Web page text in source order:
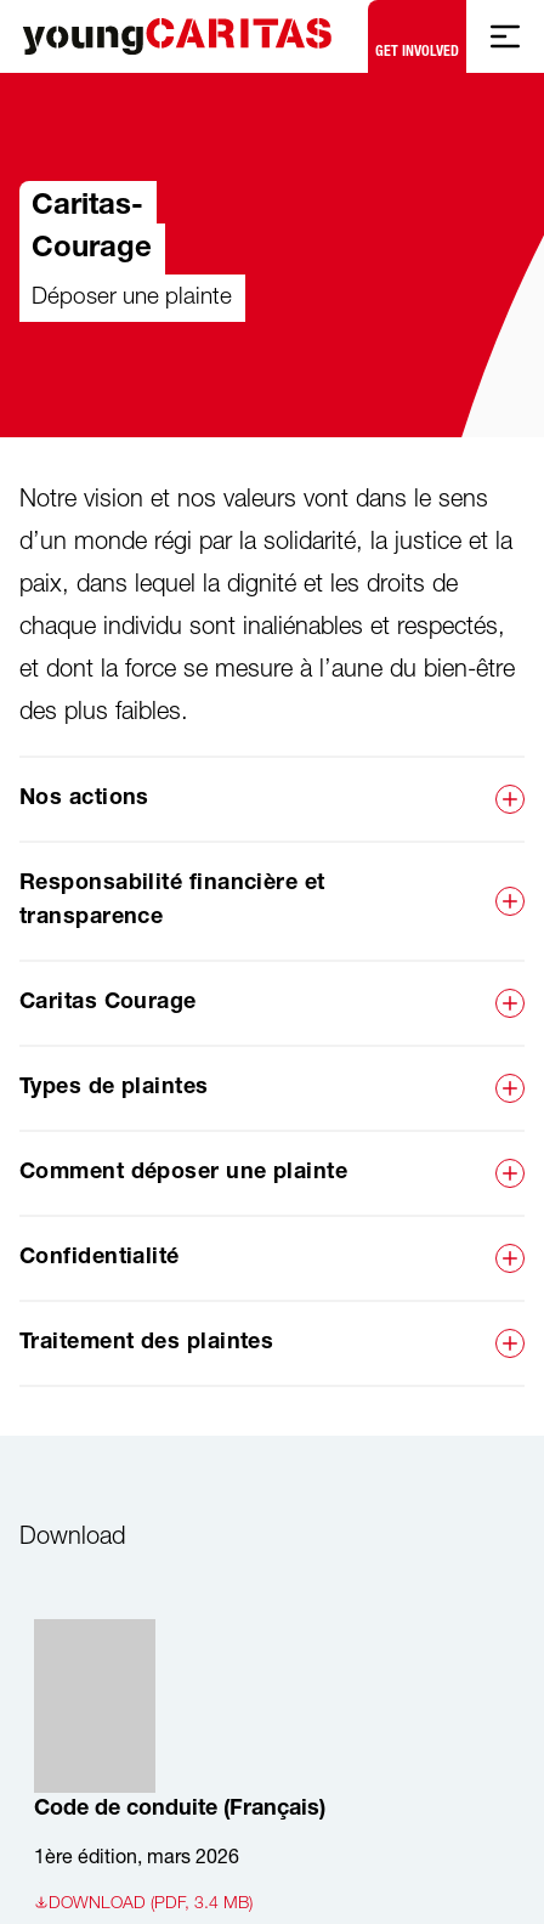
Skip to content
GET INVOLVED
Caritas-
Courage
Déposer une plainte
Notre vision et nos valeurs vont dans le sens
d’un monde régi par la solidarité, la justice et la
paix, dans lequel la dignité et les droits de
chaque individu sont inaliénables et respectés,
et dont la force se mesure à l’aune du bien-être
des plus faibles.
Nos actions
Responsabilité financière et
transparence
Caritas Courage
Types de plaintes
Comment déposer une plainte
Confidentialité
Traitement des plaintes
Download
Code de conduite (Français)
1ère édition, mars 2026
DOWNLOAD (PDF, 3.4 MB)